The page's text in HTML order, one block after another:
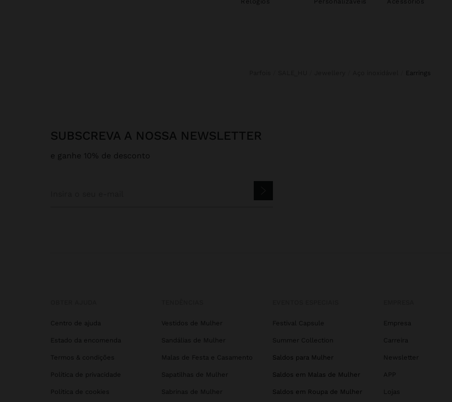
earrings
SUBSCREVA A NOSSA NEWSLETTER
e ganhe 10% de desconto
Centro de ajuda
Estado da encomenda
Termos & condições
Política de privacidade
Política de cookies
Vestidos de Mulher
Sandálias de Mulher
Malas de Festa e Casamento
Sapatilhas de Mulher
Sabrinas de Mulher
Festival Capsule
Summer Collection
Saldos para Mulher
Saldos em Malas de Mulher
Saldos em Roupa de Mulher
Empresa
Carreira
Newsletter
APP
Lojas